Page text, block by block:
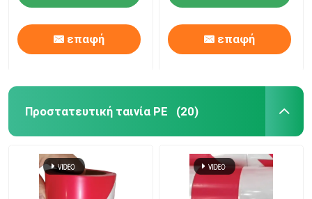
επαφή επαφή
Προστατευτική ταινία PE (20)